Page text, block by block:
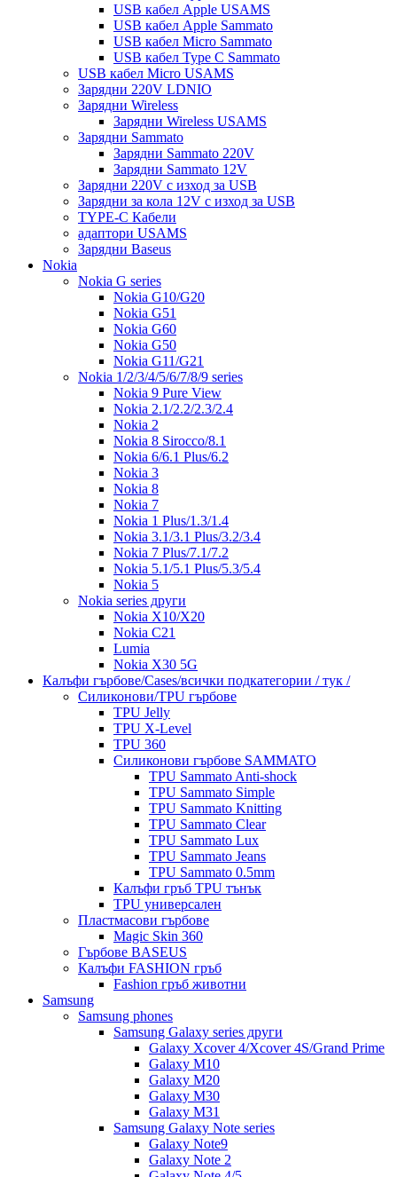
USB кабел Apple USAMS
USB кабел Apple Sammato
USB кабел Micro Sammato
USB кабел Type C Sammato
USB кабел Micro USAMS
Зарядни 220V LDNIO
Зарядни Wireless
Зарядни Wireless USAMS
Зарядни Sammato
Зарядни Sammato 220V
Зарядни Sammato 12V
Зарядни 220V с изход за USB
Зарядни за кола 12V с изход за USB
TYPE-C Кабели
адаптори USAMS
Зарядни Baseus
Nokia
Nokia G series
Nokia G10/G20
Nokia G51
Nokia G60
Nokia G50
Nokia G11/G21
Nokia 1/2/3/4/5/6/7/8/9 series
Nokia 9 Pure View
Nokia 2.1/2.2/2.3/2.4
Nokia 2
Nokia 8 Sirocco/8.1
Nokia 6/6.1 Plus/6.2
Nokia 3
Nokia 8
Nokia 7
Nokia 1 Plus/1.3/1.4
Nokia 3.1/3.1 Plus/3.2/3.4
Nokia 7 Plus/7.1/7.2
Nokia 5.1/5.1 Plus/5.3/5.4
Nokia 5
Nokia series други
Nokia X10/X20
Nokia C21
Lumia
Nokia X30 5G
Калъфи гърбове/Cases/всички подкатегории / тук /
Силиконови/TPU гърбове
TPU Jelly
TPU X-Level
TPU 360
Силиконови гърбове SAMMATO
TPU Sammato Anti-shock
TPU Sammato Simple
TPU Sammato Knitting
TPU Sammato Clear
TPU Sammato Lux
TPU Sammato Jeans
TPU Sammato 0.5mm
Калъфи гръб TPU тънък
TPU универсален
Пластмасови гърбове
Magic Skin 360
Гърбове BASEUS
Калъфи FASHION гръб
Fashion гръб животни
Samsung
Samsung phones
Samsung Galaxy series други
Galaxy Xcover 4/Xcover 4S/Grand Prime
Galaxy M10
Galaxy M20
Galaxy M30
Galaxy M31
Samsung Galaxy Note series
Galaxy Note9
Galaxy Note 2